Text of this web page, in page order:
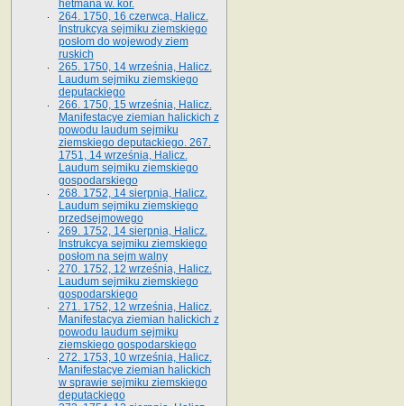
hetmana w. kor.
264. 1750, 16 czerwca, Halicz.
Instrukcya sejmiku ziemskiego
posłom do wojewody ziem
ruskich
265. 1750, 14 września, Halicz.
Laudum sejmiku ziemskiego
deputackiego
266. 1750, 15 września, Halicz.
Manifestacye ziemian halickich z
powodu laudum sejmiku
ziemskiego deputackiego. 267.
1751, 14 września, Halicz.
Laudum sejmiku ziemskiego
gospodarskiego
268. 1752, 14 sierpnia, Halicz.
Laudum sejmiku ziemskiego
przedsejmowego
269. 1752, 14 sierpnia, Halicz.
Instrukcya sejmiku ziemskiego
posłom na sejm walny
270. 1752, 12 września, Halicz.
Laudum sejmiku ziemskiego
gospodarskiego
271. 1752, 12 września, Halicz.
Manifestacya ziemian halickich z
powodu laudum sejmiku
ziemskiego gospodarskiego
272. 1753, 10 września, Halicz.
Manifestacye ziemian halickich
w sprawie sejmiku ziemskiego
deputackiego